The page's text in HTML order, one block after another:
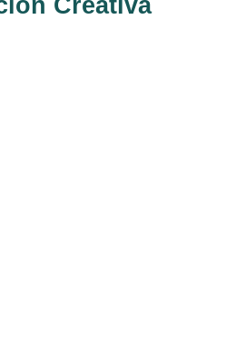
Creativa